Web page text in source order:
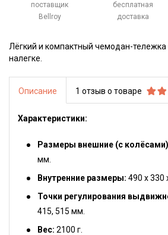
поставщик
Bellroy
бесплатная
доставка
Лёгкий и компактный чемодан-тележка
налегке.
Описание 1 отзыв о товаре
Характеристики:
Размеры внешние (с
мм.
Внутренние размеры: 490 х 330
Точки регулирования
415, 515 мм.
Вес: 2100 г.